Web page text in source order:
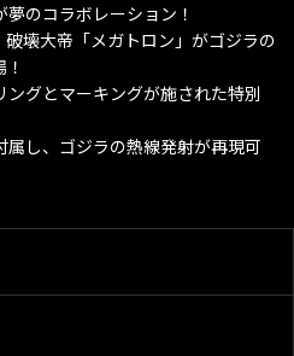
のコラボレーション！
壊大帝「メガトロン」がゴジラの
グとマーキングが施された特別
し、ゴジラの熱線発射が再現可